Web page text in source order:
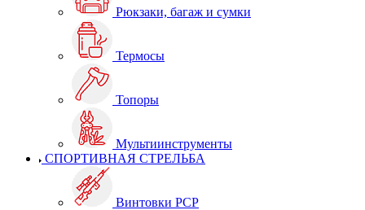
Рюкзаки, багаж и сумки
Термосы
Топоры
Мультиинструменты
СПОРТИВНАЯ СТРЕЛЬБА
Винтовки PCP